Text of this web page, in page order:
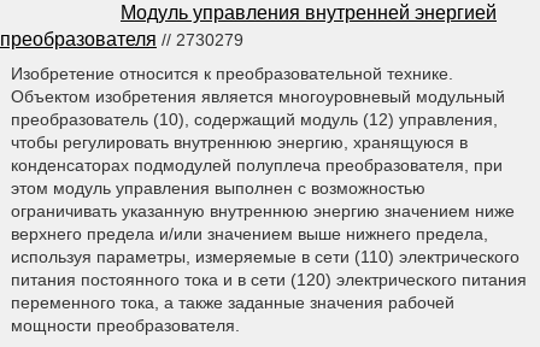
Модуль управления внутренней энергией
преобразователя // 2730279
Изобретение относится к преобразовательной технике.
Объектом изобретения является многоуровневый модульный
преобразователь (10), содержащий модуль (12) управления,
чтобы регулировать внутреннюю энергию, хранящуюся в
конденсаторах подмодулей полуплеча преобразователя, при
этом модуль управления выполнен с возможностью
ограничивать указанную внутреннюю энергию значением ниже
верхнего предела и/или значением выше нижнего предела,
используя параметры, измеряемые в сети (110) электрического
питания постоянного тока и в сети (120) электрического питания
переменного тока, а также заданные значения рабочей
мощности преобразователя.